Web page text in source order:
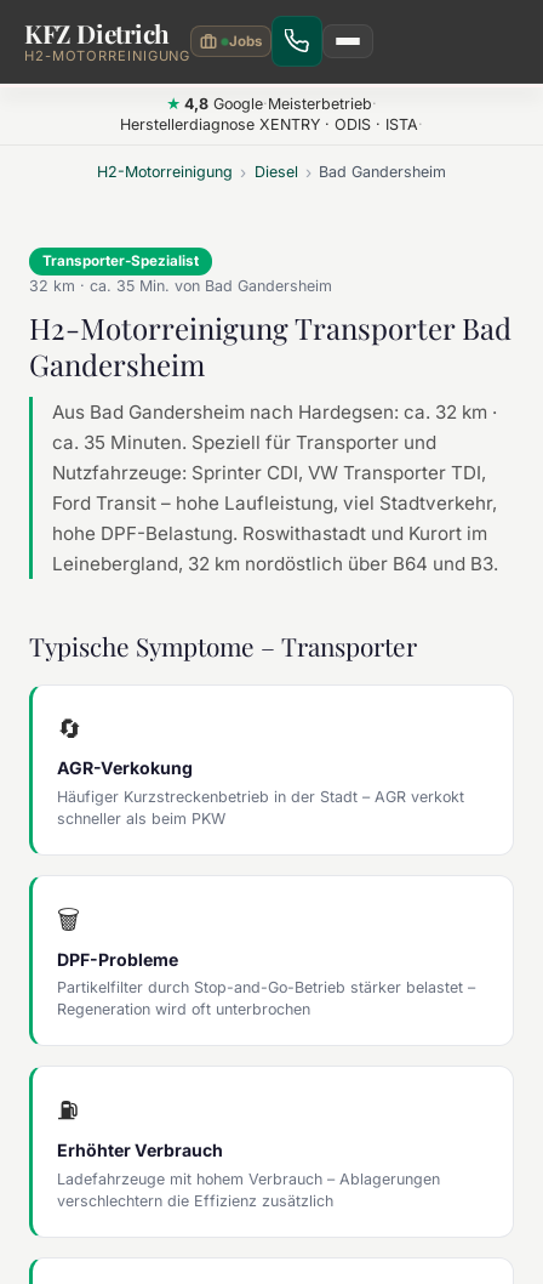
Zum Hauptinhalt springen
KFZ Dietrich
H2-MOTORREINIGUNG
★ 4,8Google·Meisterbetrieb·
Herstellerdiagnose XENTRY · ODIS · ISTA·
H2-Motorreinigung › Diesel › Bad Gandersheim
Transporter-Spezialist
32 km · ca. 35 Min. von Bad Gandersheim
H2-Motorreinigung Transporter Bad
Gandersheim
Aus Bad Gandersheim nach Hardegsen: ca. 32 km ·
ca. 35 Minuten. Speziell für Transporter und
Nutzfahrzeuge: Sprinter CDI, VW Transporter TDI,
Ford Transit – hohe Laufleistung, viel Stadtverkehr,
hohe DPF-Belastung. Roswithastadt und Kurort im
Leinebergland, 32 km nordöstlich über B64 und B3.
Typische Symptome – Transporter
🔄
AGR-Verkokung
Häufiger Kurzstreckenbetrieb in der Stadt – AGR verkokt
schneller als beim PKW
🗑
DPF-Probleme
Partikelfilter durch Stop-and-Go-Betrieb stärker belastet –
Regeneration wird oft unterbrochen
⛽
Erhöhter Verbrauch
Ladefahrzeuge mit hohem Verbrauch – Ablagerungen
verschlechtern die Effizienz zusätzlich